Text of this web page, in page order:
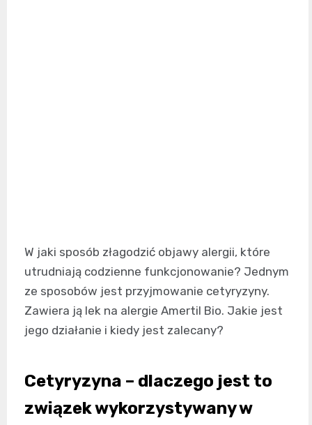
W jaki sposób złagodzić objawy alergii, które
utrudniają codzienne funkcjonowanie? Jednym
ze sposobów jest przyjmowanie cetyryzyny.
Zawiera ją lek na alergie Amertil Bio. Jakie jest
jego działanie i kiedy jest zalecany?
Cetyryzyna – dlaczego jest to
związek wykorzystywany w